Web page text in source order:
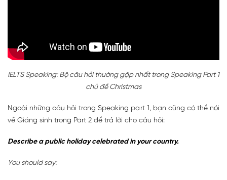
IELTS Speaking: Bộ câu hỏi thường gặp nhất trong Speaking Part 1
chủ đề Christmas
Ngoài những câu hỏi trong Speaking part 1, bạn cũng có thể nói
về Giáng sinh trong Part 2 để trả lời cho câu hỏi:
Describe a public holiday celebrated in your country.
You should say: